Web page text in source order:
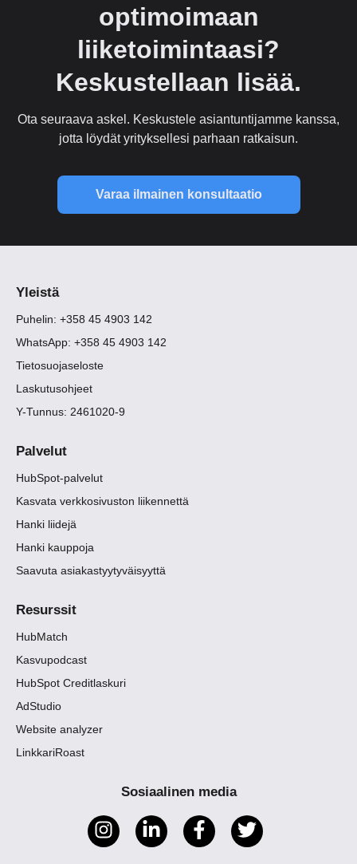
optimoimaan
liiketoimintaasi?
Keskustellaan lisää.
Ota seuraava askel. Keskustele asiantuntijamme kanssa,
jotta löydät yrityksellesi parhaan ratkaisun.
Varaa ilmainen konsultaatio
Yleistä
Puhelin: +358 45 4903 142
WhatsApp: +358 45 4903 142
Tietosuojaseloste
Laskutusohjeet
Y-Tunnus: 2461020-9
Palvelut
HubSpot-palvelut
Kasvata verkkosivuston liikennettä
Hanki liidejä
Hanki kauppoja
Saavuta asiakastyytyväisyyttä
Resurssit
HubMatch
Kasvupodcast
HubSpot Creditlaskuri
AdStudio
Website analyzer
LinkkariRoast
Sosiaalinen media